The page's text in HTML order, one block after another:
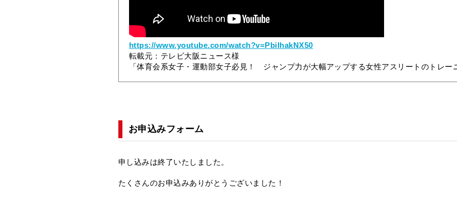
https://www.youtube.com/watch?v=PbiIhakNX50
転載元：テレビ大阪ニュース様
「体育会系女子・運動部女子必見！ ジャンプ力が大幅アップする女性アスリートのトレー
お申込みフォーム
申し込みは終了いたしました。
たくさんのお申込みありがとうございました！